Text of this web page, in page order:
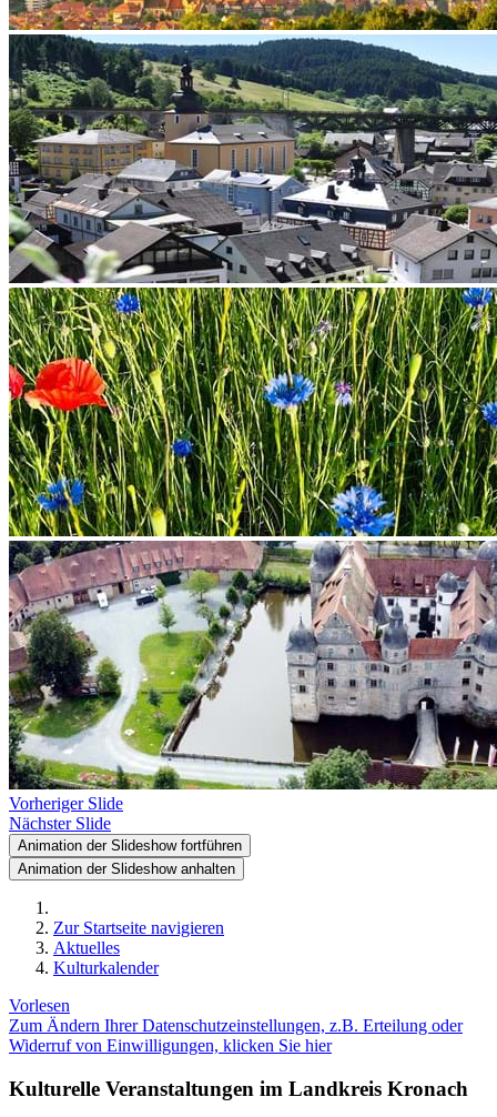
Vorheriger Slide
Nächster Slide
Animation der Slideshow fortführen
Animation der Slideshow anhalten
Zur Startseite navigieren
Aktuelles
Kulturkalender
Vorlesen
Zum Ändern Ihrer Datenschutzeinstellungen, z.B. Erteilung oder
Widerruf von Einwilligungen, klicken Sie hier
Kulturelle Veranstaltungen im Landkreis Kronach